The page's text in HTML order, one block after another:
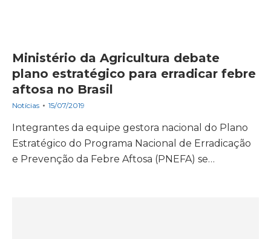
Ministério da Agricultura debate
plano estratégico para erradicar febre
aftosa no Brasil
Notícias 15/07/2019
Integrantes da equipe gestora nacional do Plano
Estratégico do Programa Nacional de Erradicação
e Prevenção da Febre Aftosa (PNEFA) se…